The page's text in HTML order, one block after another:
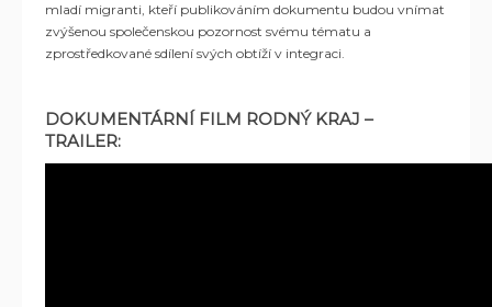
mladí migranti, kteří publikováním dokumentu budou vnímat
zvýšenou společenskou pozornost svému tématu a
zprostředkované sdílení svých obtíží v integraci.
DOKUMENTÁRNÍ FILM RODNÝ KRAJ –
TRAILER: